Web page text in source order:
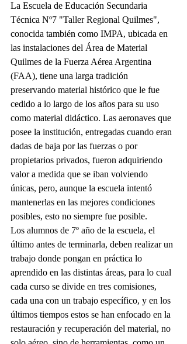
La Escuela de Educación Secundaria
Técnica Nº7 "Taller Regional Quilmes",
conocida también como IMPA, ubicada en
las instalaciones del Área de Material
Quilmes de la Fuerza Aérea Argentina
(FAA), tiene una larga tradición
preservando material histórico que le fue
cedido a lo largo de los años para su uso
como material didáctico. Las aeronaves que
posee la institución, entregadas cuando eran
dadas de baja por las fuerzas o por
propietarios privados, fueron adquiriendo
valor a medida que se iban volviendo
únicas, pero, aunque la escuela intentó
mantenerlas en las mejores condiciones
posibles, esto no siempre fue posible.
Los alumnos de 7º año de la escuela, el
último antes de terminarla, deben realizar un
trabajo donde pongan en práctica lo
aprendido en las distintas áreas, para lo cual
cada curso se divide en tres comisiones,
cada una con un trabajo específico, y en los
últimos tiempos estos se han enfocado en la
restauración y recuperación del material, no